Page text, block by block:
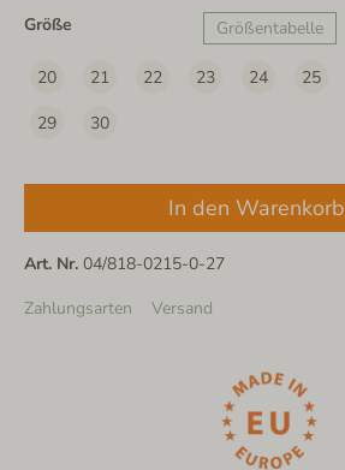
Größe Größentabelle
20 21 22 23 24 25
29
30
In den Warenkorb
Art. Nr. 04/818-0215-0-27
Zahlungsarten
Versand